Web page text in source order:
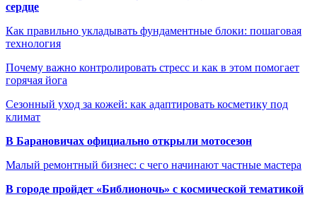
сердце
Как правильно укладывать фундаментные блоки: пошаговая
технология
Почему важно контролировать стресс и как в этом помогает
горячая йога
Сезонный уход за кожей: как адаптировать косметику под
климат
В Барановичах официально открыли мотосезон
Малый ремонтный бизнес: с чего начинают частные мастера
В городе пройдет «Библионочь» с космической тематикой